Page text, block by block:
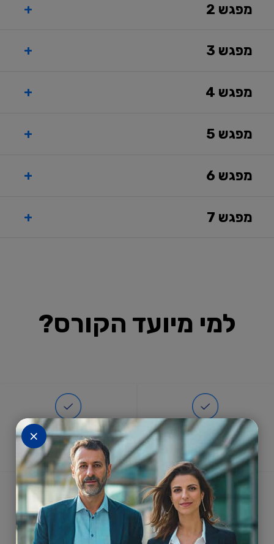
א.מבוא ליזמות וחדשנות ארגונית
כל מסע של אלף מייל מתחיל מצעד קטן
יצירתיות כבסיס לחדשנות
מפגש 2 +
א. מבוא – מה ליחידת קומנדו ולנושאת מכולות,
אסטרטגיה לחדשנות
איך להרחיב חדשנות בלי לאבד שליטה?
מפגש 3 +
Decoupling –
מפגש 4 +
החיה הכי זמישה בג’ונגל –
מפגש 5 +
החיה הכי זמישה בג’ונגל –
מפגש 6 +
התרבות אוכלת את האסטרטגיה לארוחת בוקר –
מפגש 7 +
למי מיועד הקורס?
למנהלים, עובדים
בכירים בארגונים
יזמים פנים-ארגוניים
ומובילי חדשנות
×